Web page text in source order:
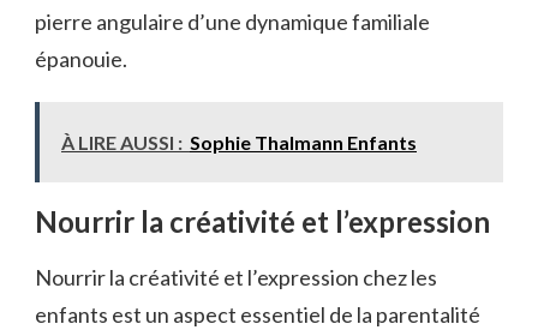
pierre angulaire d’une dynamique familiale
épanouie.
À LIRE AUSSI : Sophie Thalmann Enfants
Nourrir la créativité et l’expression
Nourrir la créativité et l’expression chez les
enfants est un aspect essentiel de la parentalité